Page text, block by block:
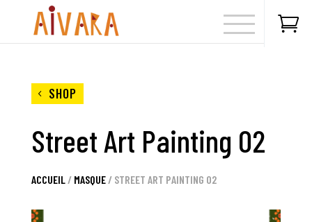

SHOP
Street Art Painting 02
ACCUEIL/ MASQUE/ STREET ART PAINTING 02